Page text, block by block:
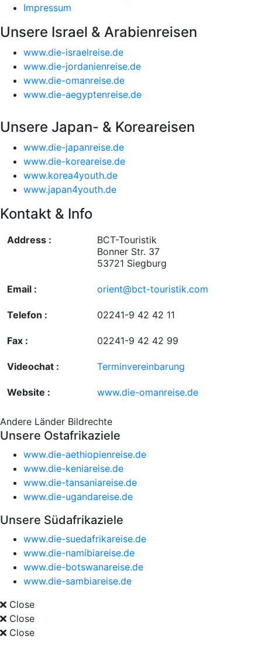
Impressum
Unsere Israel & Arabienreisen
www.die-israelreise.de
www.die-jordanienreise.de
www.die-omanreise.de
www.die-aegyptenreise.de
Unsere Japan- & Koreareisen
www.die-japanreise.de
www.die-koreareise.de
www.korea4youth.de
www.japan4youth.de
Kontakt & Info
Address :
BCT-Touristik
Bonner Str. 37
53721 Siegburg
Email : orient@bct-touristik.com
Telefon : 02241-9 42 42 11
Fax : 02241-9 42 42 99
Videochat : Terminvereinbarung
Website : www.die-omanreise.de
Andere Länder Bildrechte
Unsere Ostafrikaziele
www.die-aethiopienreise.de
www.die-keniareise.de
www.die-tansaniareise.de
www.die-ugandareise.de
Unsere Südafrikaziele
www.die-suedafrikareise.de
www.die-namibiareise.de
www.die-botswanareise.de
www.die-sambiareise.de
Close
Close
Close